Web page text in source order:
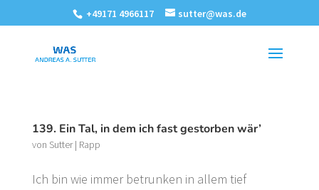
+49171 4966117 sutter@was.de
139. Ein Tal, in dem ich fast gestorben wär’
von Sutter| Rapp
Ich bin wie immer betrunken in allem tief